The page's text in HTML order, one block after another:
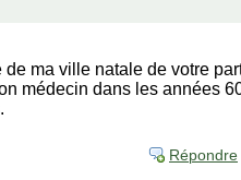
ma ville natale de votre
médecin dans les années
Répondre